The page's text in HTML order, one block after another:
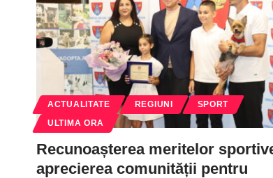
ACTUALITATE REGIUNI SPORT
ULTIMA ORA
Recunoașterea meritelor
aprecierea comunității pentru